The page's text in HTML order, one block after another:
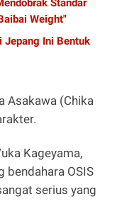
Standar
Weight"
Jepang Ini Bentuk
Asakawa (Chika
Kageyama,
bendahara OSIS
serius yang